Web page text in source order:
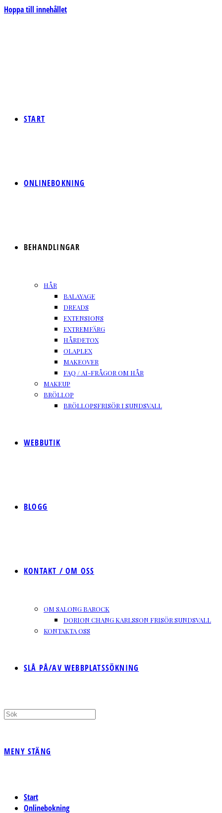
Hoppa till innehållet
START
ONLINEBOKNING
BEHANDLINGAR
HÅR
BALAYAGE
DREADS
EXTENSIONS
EXTREMFÄRG
HÅRDETOX
OLAPLEX
MAKEOVER
FAQ / AI-FRÅGOR OM HÅR
MAKEUP
BRÖLLOP
BRÖLLOPSFRISÖR I SUNDSVALL
WEBBUTIK
BLOGG
KONTAKT / OM OSS
OM SALONG BAROCK
DORION CHANG KARLSSON FRISÖR SUNDSVALL
KONTAKTA OSS
SLÅ PÅ/AV WEBBPLATSSÖKNING
MENY STÄNG
Start
Onlinebokning